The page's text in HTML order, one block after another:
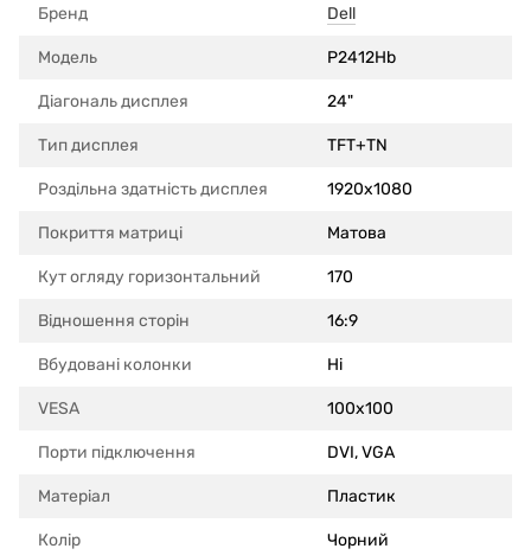
Бренд Dell
Модель P2412Hb
Діагональ дисплея 24"
Тип дисплея TFT+TN
Роздільна здатність дисплея 1920x1080
Покриття матриці Матова
Кут огляду горизонтальний 170
Відношення сторін 16:9
Вбудовані колонки Ні
VESA 100x100
Порти підключення DVI, VGA
Матеріал Пластик
Колір Чорний